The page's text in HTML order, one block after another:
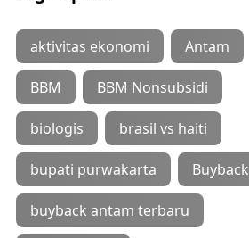
aktivitas ekonomi Antam
BBM BBM Nonsubsidi
biologis brasil vs haiti
bupati purwakarta Buyback
buyback antam terbaru